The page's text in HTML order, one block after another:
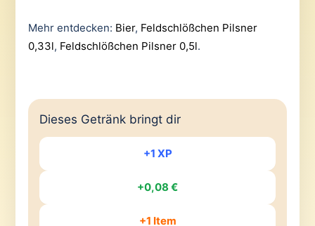
Mehr entdecken: Bier, Feldschlößchen Pilsner
0,33l, Feldschlößchen Pilsner 0,5l.
Dieses Getränk bringt dir
+1 XP
+0,08 €
+1 Item